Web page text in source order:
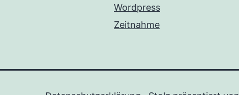
Wordpress
Zeitnahme